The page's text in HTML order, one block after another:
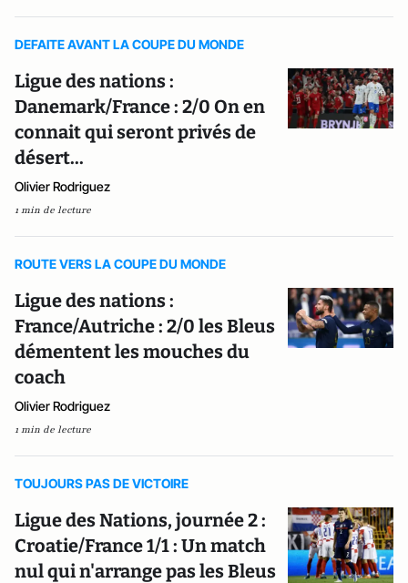
DEFAITE AVANT LA COUPE DU MONDE
Ligue des nations :
Danemark/France : 2/0 On en
connait qui seront privés de
désert...
Olivier Rodriguez
1 min de lecture
ROUTE VERS LA COUPE DU MONDE
Ligue des nations :
France/Autriche : 2/0 les Bleus
démentent les mouches du
coach
Olivier Rodriguez
1 min de lecture
TOUJOURS PAS DE VICTOIRE
Ligue des Nations, journée 2 :
Croatie/France 1/1 : Un match
nul qui n'arrange pas les Bleus